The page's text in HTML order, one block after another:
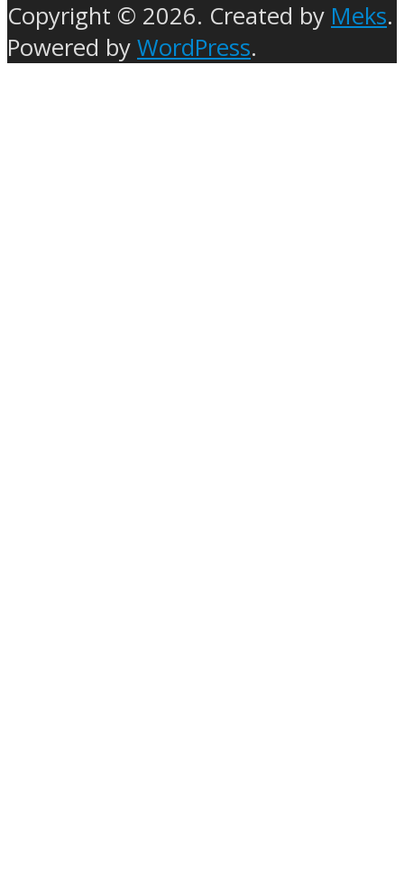
Copyright © 2026. Created by Meks.
Powered by WordPress.